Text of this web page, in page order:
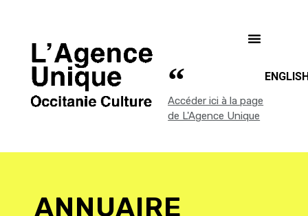
Accéder ici à la page
de L'Agence Unique
ANNUAIRE